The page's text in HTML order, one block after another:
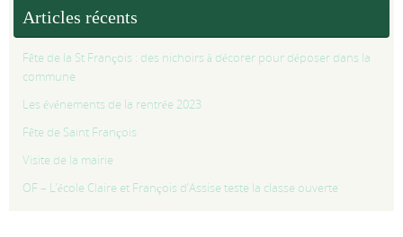
Articles récents
Fête de la St François : des nichoirs à décorer pour déposer dans la
commune
Les événements de la rentrée 2023
Fête de Saint François
Visite de la mairie
OF – L’école Claire et François d’Assise teste la classe ouverte